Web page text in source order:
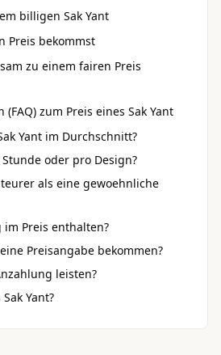
billigen Sak Yant
Preis bekommst
zu einem fairen Preis
(FAQ) zum Preis eines Sak Yant
Yant im Durchschnitt?
oder pro Design?
als eine gewoehnliche
Preis enthalten?
Preisangabe bekommen?
leisten?
Yant?